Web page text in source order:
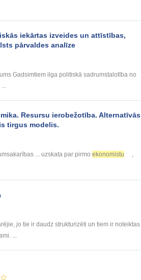
iekārtas izveides un attīstības,
pārvaldes analīze
Gadsimtiem ilga politiskā sadrumstalotība no
Resursu ierobežotība. Alternatīvās
tirgus modelis.
... uzskata par pirmo ekonomistu
,
jo tie ir daudz strukturizēti un tiem ir noteiktas
...